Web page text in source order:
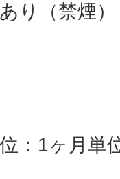
り（禁煙）
：1ヶ月単